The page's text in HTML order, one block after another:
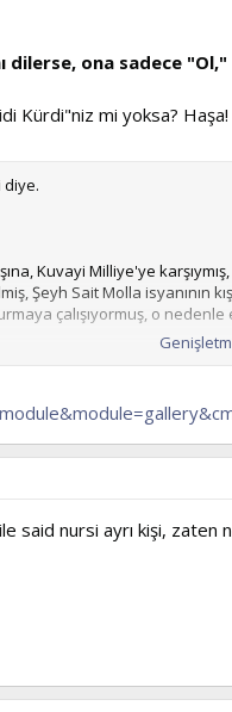
dilerse, ona sadece
Kürdi"niz mi yoksa?
diye.
Kuvayi Milliye'ye
Sait Molla isyanının
çalışıyormuş, o
said nursi ayrı kişi, zaten